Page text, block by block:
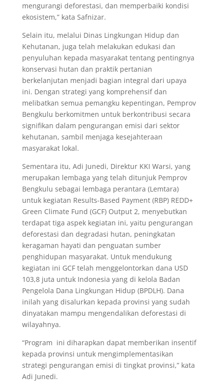
mengurangi deforestasi, dan memperbaiki kondisi
ekosistem,” kata Safnizar.
Selain itu, melalui Dinas Lingkungan Hidup dan
Kehutanan, juga telah melakukan edukasi dan
penyuluhan kepada masyarakat tentang pentingnya
konservasi hutan dan praktik pertanian
berkelanjutan menjadi bagian integral dari upaya
ini. Dengan strategi yang komprehensif dan
melibatkan semua pemangku kepentingan, Pemprov
Bengkulu berkomitmen untuk berkontribusi secara
signifikan dalam pengurangan emisi dari sektor
kehutanan, sambil menjaga kesejahteraan
masyarakat lokal.
Sementara itu, Adi Junedi, Direktur KKI Warsi, yang
merupakan lembaga yang telah ditunjuk Pemprov
Bengkulu sebagai lembaga perantara (Lemtara)
untuk kegiatan Results-Based Payment (RBP) REDD+
Green Climate Fund (GCF) Output 2, menyebutkan
terdapat tiga aspek kegiatan ini, yaitu pengurangan
deforestasi dan degradasi hutan, peningkatan
keragaman hayati dan penguatan sumber
penghidupan masyarakat. Untuk mendukung
kegiatan ini GCF telah menggelontorkan dana USD
103,8 juta untuk Indonesia yang di kelola Badan
Pengelola Dana Lingkungan Hidup (BPDLH). Dana
inilah yang disalurkan kepada provinsi yang sudah
dinyatakan mampu mengendalikan deforestasi di
wilayahnya.
“Program ini diharapkan dapat memberikan insentif
kepada provinsi untuk mengimplementasikan
strategi pengurangan emisi di tingkat provinsi,” kata
Adi Junedi.